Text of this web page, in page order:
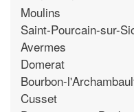
Moulins
Saint-Pourcain-sur-
Avermes
Domerat
Bourbon-
Cusset